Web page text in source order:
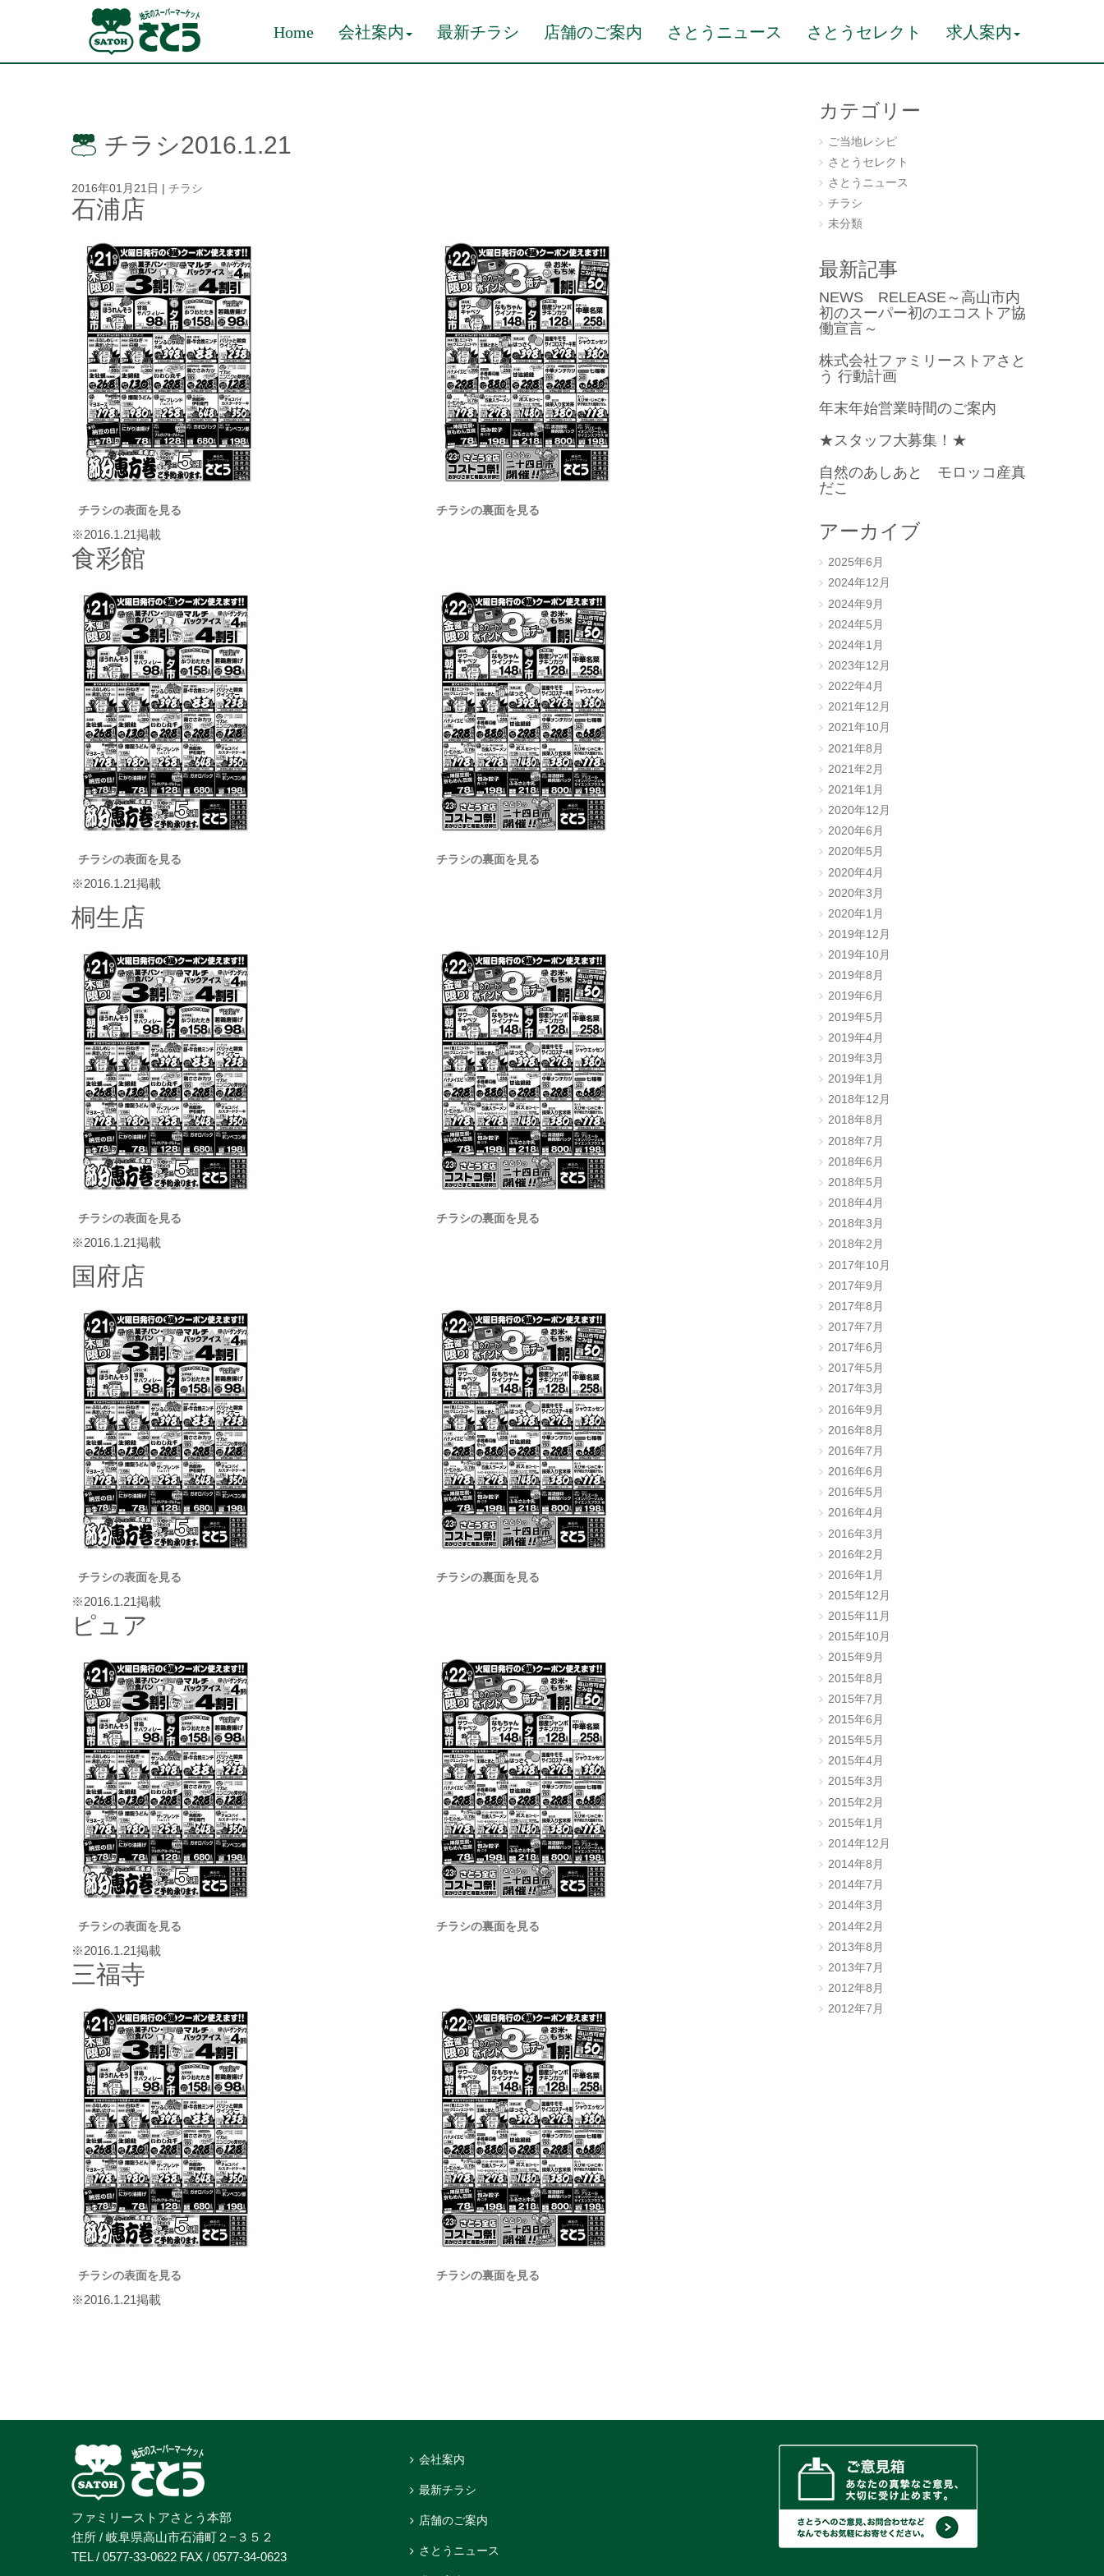
Home 会社案内 最新チラシ 店舗のご案内 さとうニュース さとうセレクト 求人案内
チラシ2016.1.21
2016年01月21日 チラシ
石浦店
チラシの表面を見る チラシの裏面を見る
※2016.1.21掲載
食彩館
チラシの表面を見る チラシの裏面を見る
※2016.1.21掲載
桐生店
チラシの表面を見る チラシの裏面を見る
※2016.1.21掲載
国府店
チラシの表面を見る チラシの裏面を見る
※2016.1.21掲載
ピュア
チラシの表面を見る チラシの裏面を見る
※2016.1.21掲載
三福寺
チラシの表面を見る チラシの裏面を見る
※2016.1.21掲載
カテゴリー
ご当地レシピ
さとうセレクト
さとうニュース
チラシ
未分類
最新記事
NEWS RELEASE～高山市内
初のスーパー初のエコストア協
働宣言～
株式会社ファミリーストアさと
う 行動計画
年末年始営業時間のご案内
★スタッフ大募集！★
自然のあしあと モロッコ産真
だこ
アーカイブ
2025年6月
2024年12月
2024年9月
2024年5月
2024年1月
2023年12月
2022年4月
2021年12月
2021年10月
2021年8月
2021年2月
2021年1月
2020年12月
2020年6月
2020年5月
2020年4月
2020年3月
2020年1月
2019年12月
2019年10月
2019年8月
2019年6月
2019年5月
2019年4月
2019年3月
2019年1月
2018年12月
2018年8月
2018年7月
2018年6月
2018年5月
2018年4月
2018年3月
2018年2月
2017年10月
2017年9月
2017年8月
2017年7月
2017年6月
2017年5月
2017年3月
2016年9月
2016年8月
2016年7月
2016年6月
2016年5月
2016年4月
2016年3月
2016年2月
2016年1月
2015年12月
2015年11月
2015年10月
2015年9月
2015年8月
2015年7月
2015年6月
2015年5月
2015年4月
2015年3月
2015年2月
2015年1月
2014年12月
2014年8月
2014年7月
2014年3月
2014年2月
2013年8月
2013年7月
2012年8月
2012年7月
ファミリーストアさとう本部
住所 / 岐阜県高山市石浦町２−３５２
TEL / 0577-33-0622 FAX / 0577-34-0623
会社案内
最新チラシ
店舗のご案内
さとうニュース